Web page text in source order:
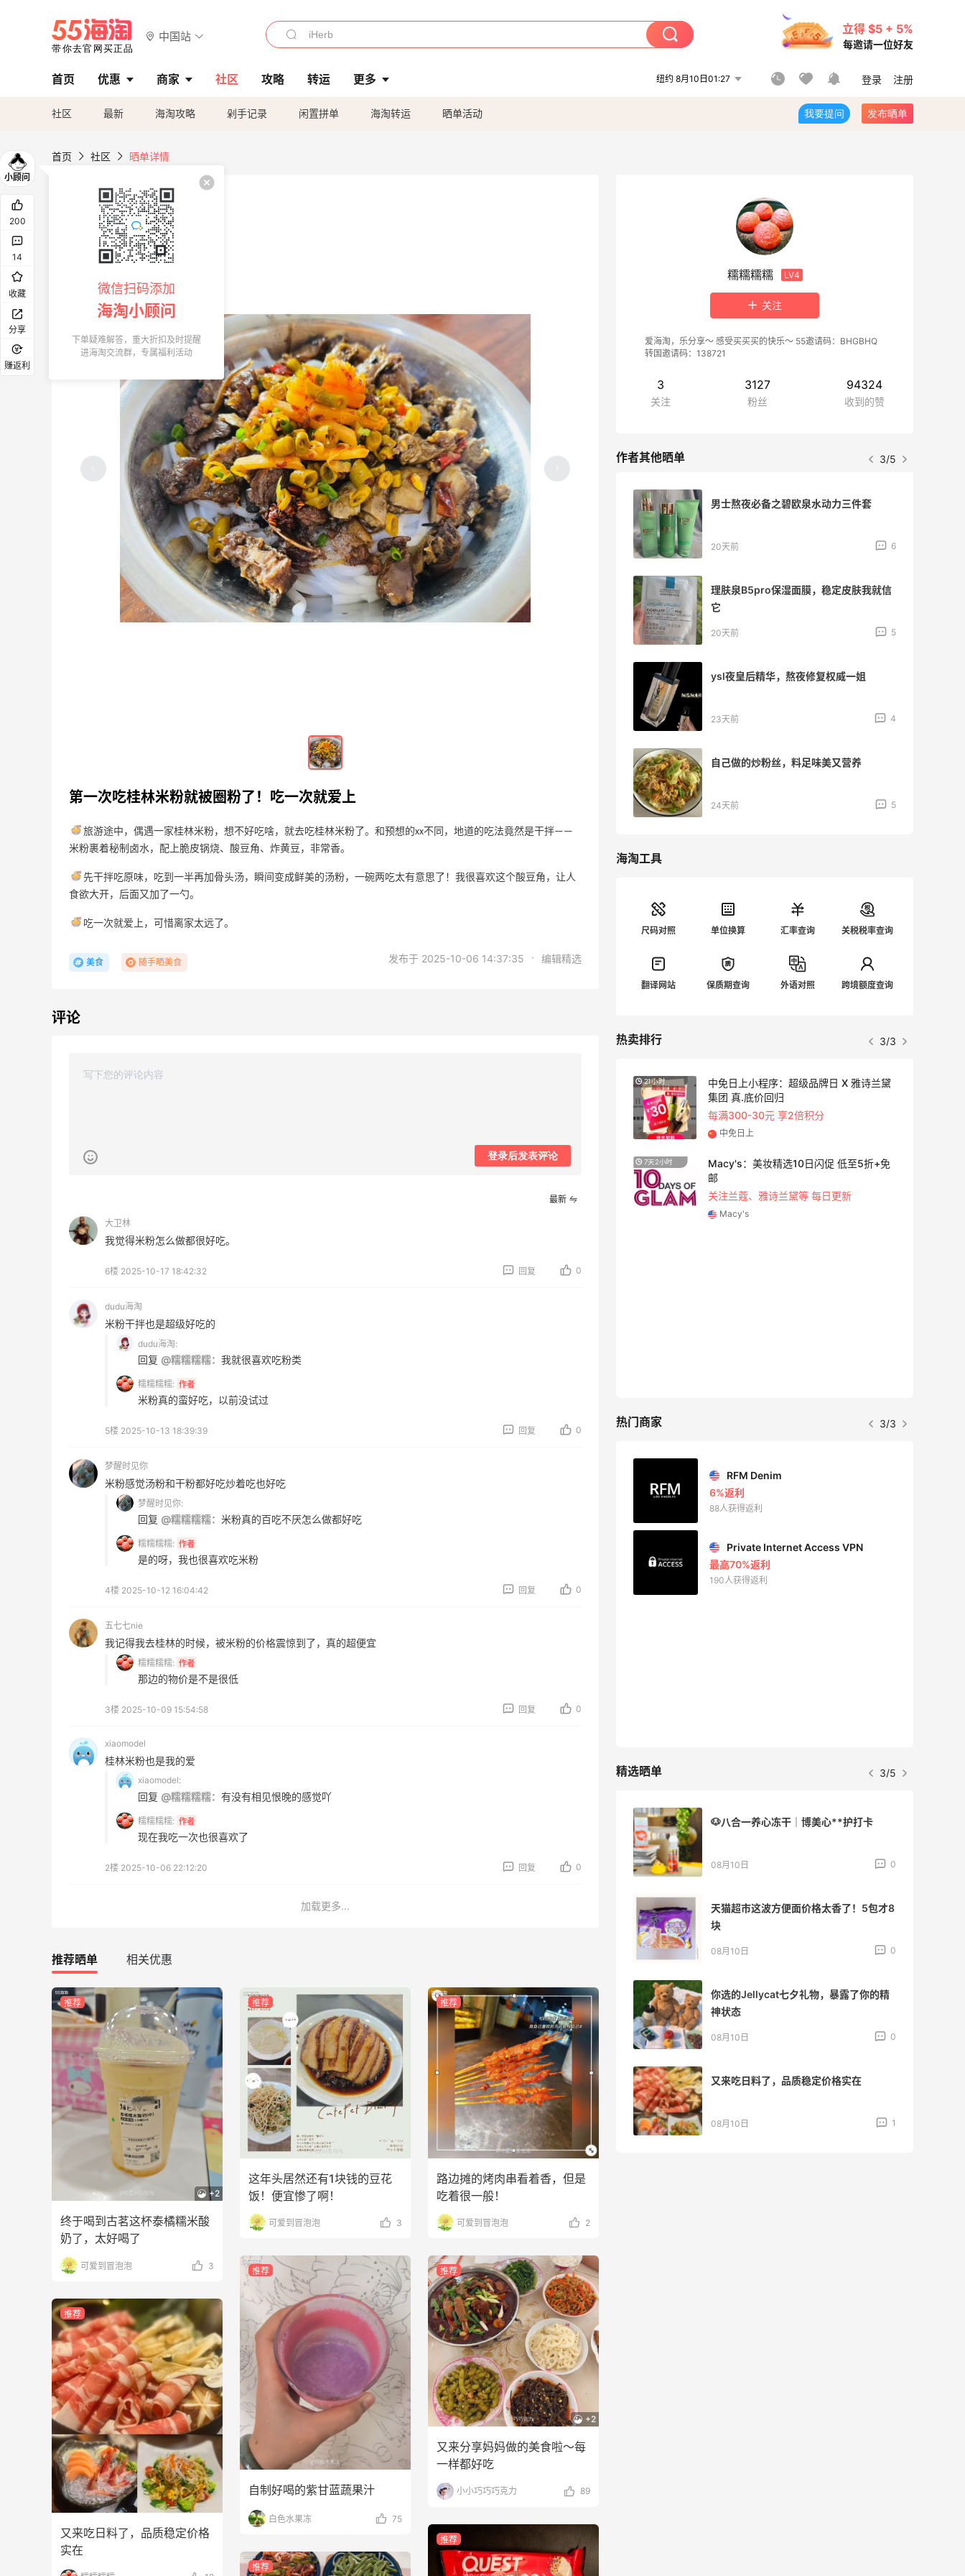
中国站
立得 $5 + 5%
每邀请一位好友
首页 优惠 商家 社区 攻略 转运 更多 纽约 8月10日01:27 登录 注册
社区 最新 海淘攻略 剁手记录 闲置拼单 海淘转运 晒单活动 我要提问 发布晒单
首页 社区 晒单详情
第一次吃桂林米粉就被圈粉了！吃一次就爱上
旅游途中，偶遇一家桂林米粉，想不好吃啥，就去吃桂林米粉了。和预想的xx不同，地道的吃法竟然是干拌——
米粉裹着秘制卤水，配上脆皮锅烧、酸豆角、炸黄豆，非常香。
先干拌吃原味，吃到一半再加骨头汤，瞬间变成鲜美的汤粉，一碗两吃太有意思了！我很喜欢这个酸豆角，让人
食欲大开，后面又加了一勺。
吃一次就爱上，可惜离家太远了。
美食 随手晒美食 发布于 2025-10-06 14:37:35 · 编辑精选
评论
登录后发表评论
最新
大卫林
我觉得米粉怎么做都很好吃。
6楼 2025-10-17 18:42:32 回复 0
dudu海淘
米粉干拌也是超级好吃的
dudu海淘:
回复 @糯糯糯糯： 我就很喜欢吃粉类
糯糯糯糯: 作者
米粉真的蛮好吃，以前没试过
5楼 2025-10-13 18:39:39 回复 0
梦醒时见你
米粉感觉汤粉和干粉都好吃炒着吃也好吃
梦醒时见你:
回复 @糯糯糯糯： 米粉真的百吃不厌怎么做都好吃
糯糯糯糯: 作者
是的呀，我也很喜欢吃米粉
4楼 2025-10-12 16:04:42 回复 0
五七七nie
我记得我去桂林的时候，被米粉的价格震惊到了，真的超便宜
糯糯糯糯: 作者
那边的物价是不是很低
3楼 2025-10-09 15:54:58 回复 0
xiaomodel
桂林米粉也是我的爱
xiaomodel:
回复 @糯糯糯糯： 有没有相见恨晚的感觉吖
糯糯糯糯: 作者
现在我吃一次也很喜欢了
2楼 2025-10-06 22:12:20 回复 0
加载更多...
推荐晒单 相关优惠
推荐
+2
终于喝到古茗这杯泰橘糯米酸
奶了，太好喝了
可爱到冒泡泡 3
推荐
又来吃日料了，品质稳定价格
实在
推荐
这年头居然还有1块钱的豆花
饭！便宜惨了啊！
可爱到冒泡泡 3
推荐
自制好喝的紫甘蓝蔬果汁
白色水果冻 75
推荐
推荐
路边摊的烤肉串看着香，但是
吃着很一般！
可爱到冒泡泡 2
推荐
+2
又来分享妈妈做的美食啦～每
一样都好吃
小小巧巧巧克力 89
推荐
糯糯糯糯 LV4
关注
爱海淘，乐分享～ 感受买买买的快乐～ 55邀请码：BHGBHQ
转国邀请码：138721
3
关注
3127
粉丝
94324
收到的赞
作者其他晒单 3/5
又来吃日料了，品质稳定价格实在
1
又去皮爷喝下午茶了，香蕉布朗尼超好吃
呀
2天前 4
夏天没胃口，不如吃个鸡蛋饼吧
14天前
这一份家烧青蟹，真是人间享受呀
男士熬夜必备之碧欧泉水动力三件套
20天前 6
理肤泉B5pro保湿面膜，稳定皮肤我就信
它
20天前 5
ysl夜皇后精华，熬夜修复权威一姐
23天前 4
自己做的炒粉丝，料足味美又营养
24天前 5
海淘工具
尺码对照 单位换算 汇率查询 关税税率查询
翻译网站 保质期查询 外语对照 跨境额度查询
热卖排行 3/3
【55专享】Bobbi Brown 美网：美妆礼
7天17小时
Mytheresa：折扣区时尚上新热卖 关注
享额外9折
7天8小时
The DoubleF：时尚上新热卖！入手麦
昆、Moncler、西太后等
7.5折优惠
The DoubleF
即将截止！iHerb ：88全球好物节！选购
21小时
中免日上小程序：超级品牌日 X 雅诗兰黛
集团 真.底价回归
每满300-30元 享2倍积分
中免日上
7天2小时
Macy's：美妆精选10日闪促 低至5折+免
邮
关注兰蔻、雅诗兰黛等 每日更新
Macy's
热门商家 3/3
最高2%返利
6161人成功下单
Lyca Mobile UK
返利最高£30
30%返利
54人获得返利
最高2%返利
RFM Denim
6%返利
88人获得返利
Private Internet Access VPN
最高70%返利
190人获得返利
精选晒单 3/5
路边摊的烤肉串看着香，但是吃着很一
08月10日
淘宝5瓶油烟机清洁剂才14.5，还走了55
返利
08月10日 0
这年头居然还有1块钱的豆花饭！便宜惨
了啊！
08月10日
沪上阿姨这杯羽衣牛油果，比不上树夏但
价格实在！
差点让返利券失效了！晒7月在55拿到的
🐶八合一养心冻干｜博美心**护打卡
08月10日 0
天猫超市这波方便面价格太香了！5包才8
块
08月10日 0
你选的Jellycat七夕礼物，暴露了你的精
神状态
08月10日 0
又来吃日料了，品质稳定价格实在
08月10日 1
200
14
收藏
分享
赚返利
微信扫码添加
海淘小顾问
下单疑难解答，重大折扣及时提醒
进海淘交流群，专属福利活动